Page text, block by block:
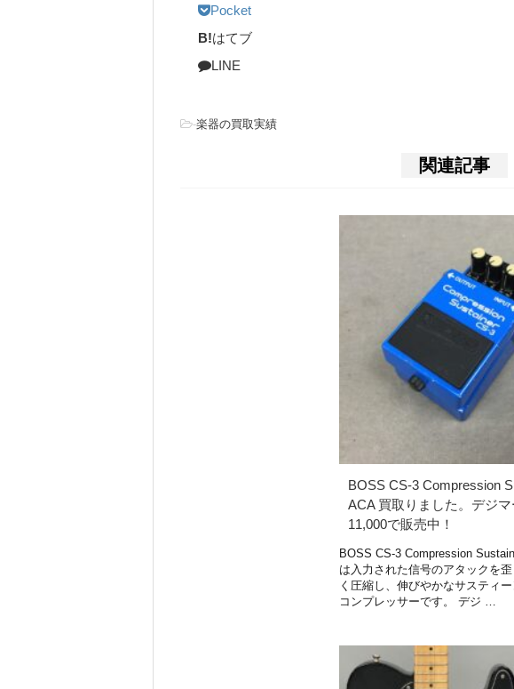
Pocket
B!はてブ
LINE
-楽器の買取実績
関連記事
BOSS CS-3 Compression
ACA 買取りました。デジマ
11,000で販売中！
BOSS CS-3 Compression
は入力された信号のアタックを
く圧縮し、伸びやかなサスティ
コンプレッサーです。 デジ …